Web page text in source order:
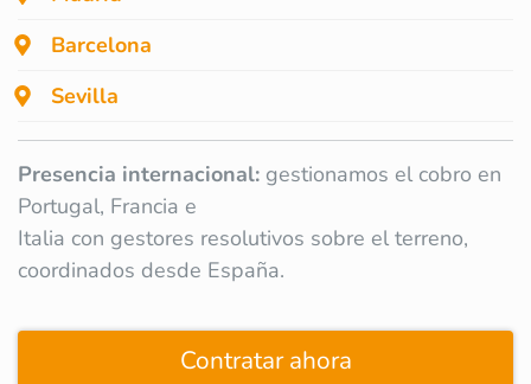
Barcelona
Sevilla
Presencia internacional: gestionamos el cobro en
Portugal, Francia e
Italia con gestores resolutivos sobre el terreno,
coordinados desde España.
Contratar ahora